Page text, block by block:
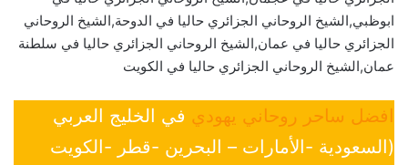
ابوظبي,الشيخ الروحاني الجزائري حاليا في الدوحة,الشيخ الروحاني
الجزائري حاليا في عمان,الشيخ الروحاني الجزائري حاليا في سلطنة
عمان,الشيخ الروحاني الجزائري حاليا في الكويت
افضل ساحر روحاني يهودي في الخليج العربي
(السعودية -الأمارات – البحرين -قطر -الكويت